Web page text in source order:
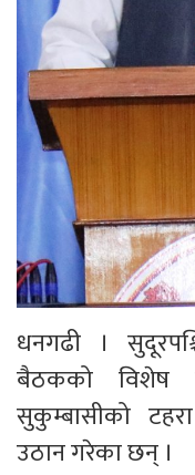
धनगढी ।
बैठकको विशेष
सुकुम्बासीको
उठान गरेका छन् ।